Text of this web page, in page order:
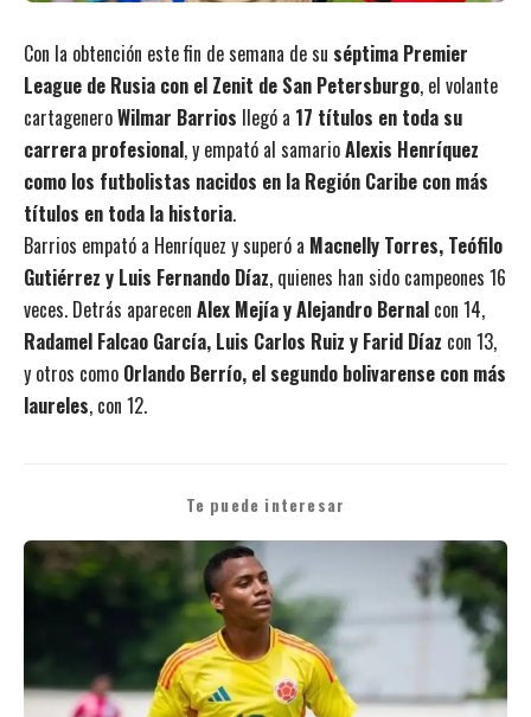
Con la obtención este fin de semana de su séptima Premier
League de Rusia con el Zenit de San Petersburgo, el volante
cartageneroWilmar Barrios llegó a 17 títulos en toda su
carrera profesional, y empató al samarioAlexis Henríquez
como los futbolistas nacidos en la Región Caribe con más
títulos en toda la historia.
Barrios empató a Henríquez y superó a Macnelly Torres, Teófilo
Gutiérrez y Luis Fernando Díaz, quienes han sido campeones 16
veces. Detrás aparecen Alex Mejía y Alejandro Bernal con 14,
Radamel Falcao García, Luis Carlos Ruiz y Farid Díaz con 13,
y otros como Orlando Berrío, el segundo bolivarense con más
laureles, con 12.
Te puede interesar